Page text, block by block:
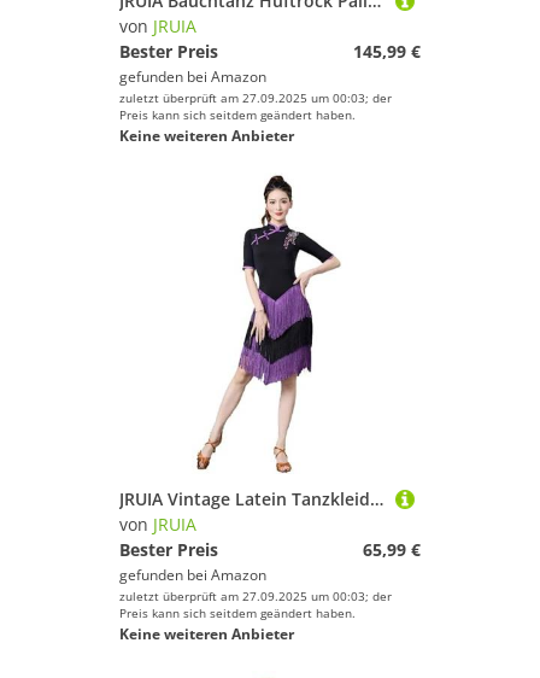
von JRUIA
Bester Preis
145,99 €
gefunden bei Amazon
zuletzt überprüft am 27.09.2025 um 00:03; der
Preis kann sich seitdem geändert haben.
Keine weiteren Anbieter
JRUIA Vintage Latein Tanzkleider Für Damen Salsa Ballsaal Tanzkleidung Mit Mehrlagigen Quasten Cha Cha Tango Tanzoutfit Mit Stickerei Kostüm Für Rumba Und Samba,Lila,XL
von JRUIA
Bester Preis
65,99 €
gefunden bei Amazon
zuletzt überprüft am 27.09.2025 um 00:03; der
Preis kann sich seitdem geändert haben.
Keine weiteren Anbieter